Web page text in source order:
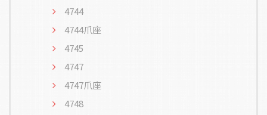
4744
4744爪座
4745
4747
4747爪座
4748